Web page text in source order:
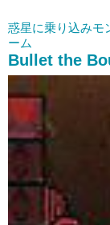
惑星に乗り込みモ
ーム
Bullet the